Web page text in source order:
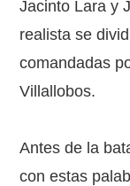
Jacinto Lara y
realista se
comandadas
Villallobos.
Antes de la
con estas